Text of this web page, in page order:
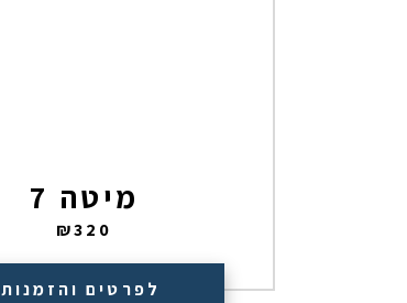
מיטה 7
₪320
לפרטים והזמנות